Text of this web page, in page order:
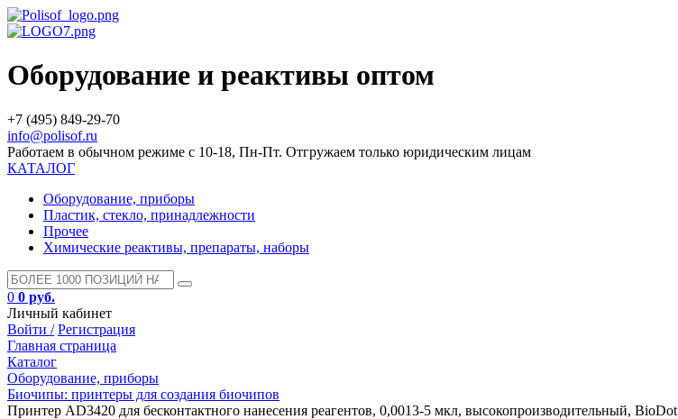
Оборудование и реактивы оптом
+7 (495) 849-29-70
info@polisof.ru
Работаем в обычном режиме с 10-18, Пн-Пт. Отгружаем только юридическим лицам
КАТАЛОГ
Оборудование, приборы
Пластик, стекло, принадлежности
Прочее
Химические реактивы, препараты, наборы
0 0 руб.
Личный кабинет
Войти / Регистрация
Главная страница
Каталог
Оборудование, приборы
Биочипы: принтеры для создания биочипов
Принтер AD3420 для бесконтактного нанесения реагентов, 0,0013-5 мкл, высокопроизводительный, BioDot